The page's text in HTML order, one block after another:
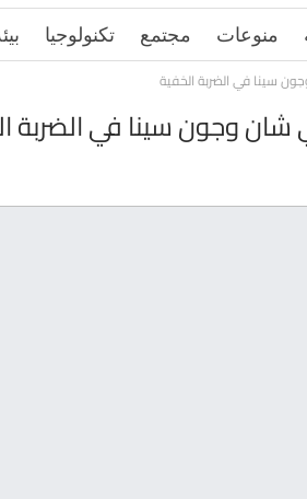
منوعات مجتمع تكنولوجيا
سينا في الضربة الخفية
وجون سينا في الضربة